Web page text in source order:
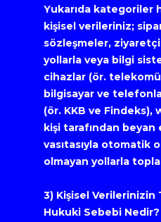
Yukarıda kategoriler
kişisel verileriniz;
sözleşmeler,
yollarla veya bilgi
cihazlar (ör.
bilgisayar ve
(ör. KKB ve Findeks),
kişi tarafından
vasıtasıyla otomatik
olmayan yollarla
3) Kişisel Verilerinizin
Hukuki Sebebi Nedir?